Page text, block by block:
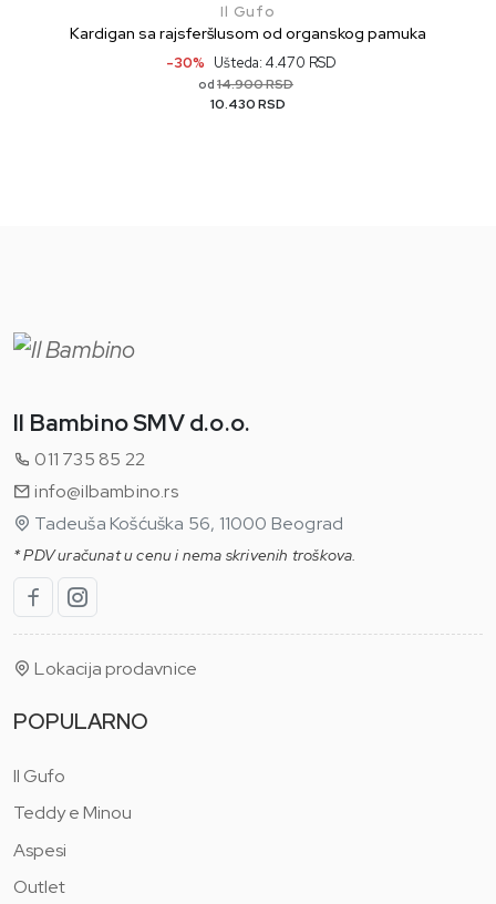
Il Gufo
Kardigan sa rajsferšlusom od organskog pamuka
-30% Ušteda: 4.470 RSD
od 14.900 RSD
10.430 RSD
Il Bambino SMV d.o.o.
011 735 85 22
info@ilbambino.rs
Tadeuša Košćuška 56, 11000 Beograd
* PDV uračunat u cenu i nema skrivenih troškova.
Lokacija prodavnice
POPULARNO
Il Gufo
Teddy e Minou
Aspesi
Outlet